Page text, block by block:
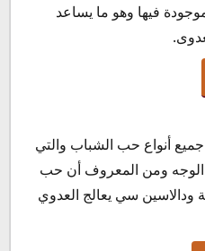
فيها وهو ما يساعد
أنواع حب الشباب والتي
ومن المعروف أن حب
ودالاسين سي يعالج العدوي